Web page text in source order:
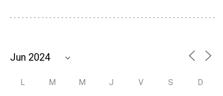
L M M J V S D